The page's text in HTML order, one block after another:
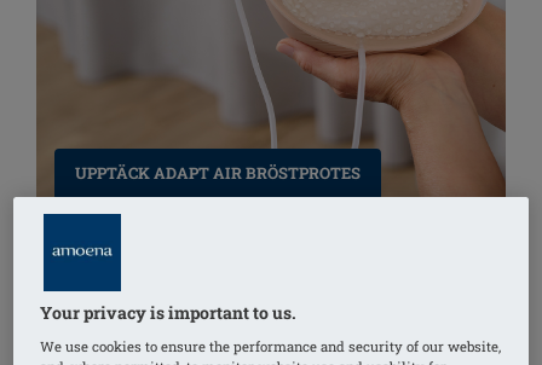
UPPTÄCK ADAPT AIR BRÖSTPROTES
Your privacy is important to us.
We use cookies to ensure the performance and security of our website,